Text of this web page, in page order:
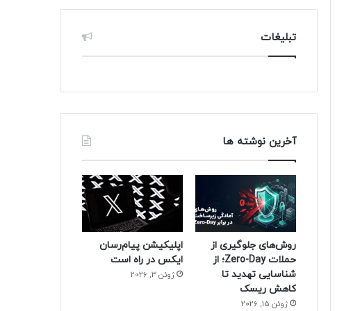
تبلیغات
آخرین نوشته ها
روش‌های جلوگیری از
حملات Zero-Day؛ از
شناسایی تهدید تا
کاهش ریسک
ژوئن 15, 2026
اپلیکیشن پیام‌رسان
ایکس در راه است
ژوئن 3, 2026